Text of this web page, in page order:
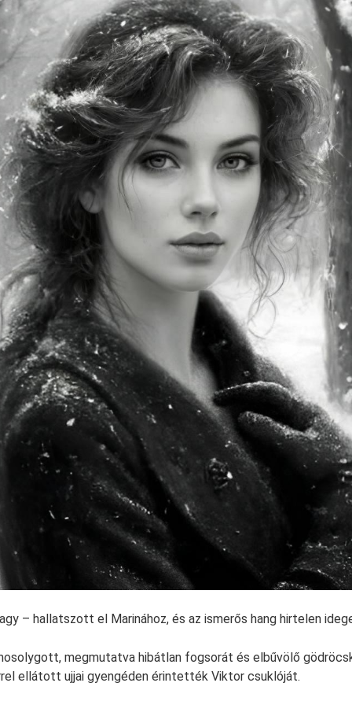
– hallatszott el Marinához, és az ismerős hang hirtelen
megmutatva hibátlan fogsorát és elbűvölő
ellátott ujjai gyengéden érintették Viktor csuklóját.